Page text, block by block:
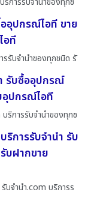
อุปกรณ์ไอที ขาย
อที
รรับจำนำของทุกชนิด รั
รับซื้ออุปกรณ์
อุปกรณ์ไอที
ริการรับจำนำของทุกช
การรับจำนำ รับ
บฝากขาย
บจํานํา.com บริการร